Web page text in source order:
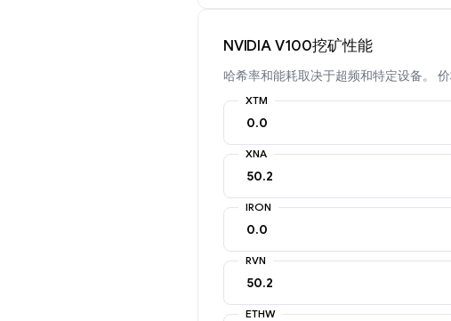
NVIDIA V100挖矿性能
哈希率和能耗取决于超频和特定设备。
XTM
XNA
IRON
RVN
ETHW